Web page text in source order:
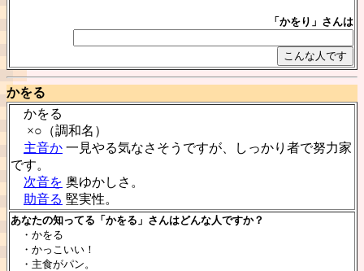
「かをり」さんは
かをる
かをる
×○（調和名）
主音か 一見やる気なさそうですが、しっかり者で努力家
です。
次音を 奥ゆかしさ。
助音る 堅実性。
あなたの知ってる「かをる」さんはどんな人ですか？
・かをる
・かっこいい！
・主食がパン。